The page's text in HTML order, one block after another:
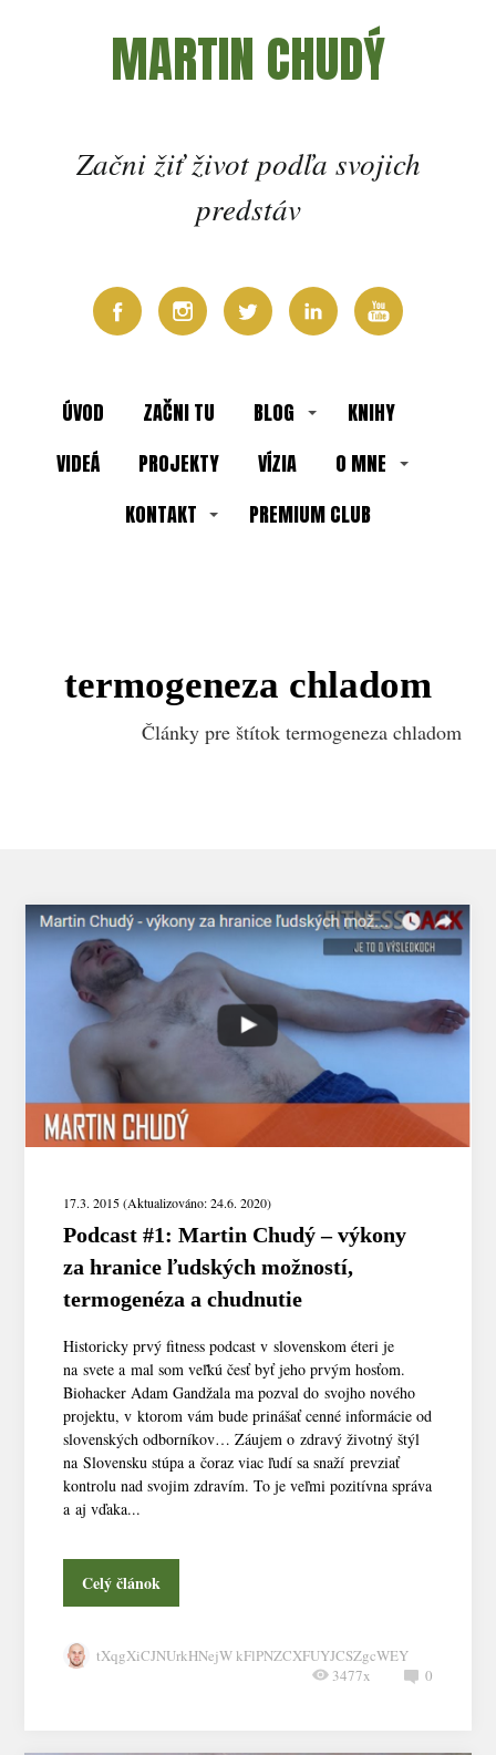
MARTIN CHUDÝ
Začni žiť život podľa svojich
predstáv
ÚVOD ZAČNI TU BLOG
KNIHY
VIDEÁ
PROJEKTY VÍZIA
O MNE
KONTAKT
PREMIUM CLUB
termogeneza chladom
Články pre štítok termogeneza chladom
17.3. 2015 (Aktualizováno: 24.6. 2020)
Podcast #1: Martin Chudý – výkony
za hranice ľudských možností,
termogenéza a chudnutie
Historicky prvý fitness podcast v slovenskom éteri je
na svete a mal som veľkú česť byť jeho prvým hosťom.
Biohacker Adam Gandžala ma pozval do svojho nového
projektu, v ktorom vám bude prinášať cenné informácie od
slovenských odborníkov… Záujem o zdravý životný štýl
na Slovensku stúpa a čoraz viac ľudí sa snaží prevziať
kontrolu nad svojim zdravím. To je veľmi pozitívna správa
a aj vďaka...
Celý článok
tXqgXiCJNUrkHNejW kFlPNZCXFUYJCSZgcWEY
0
3477x